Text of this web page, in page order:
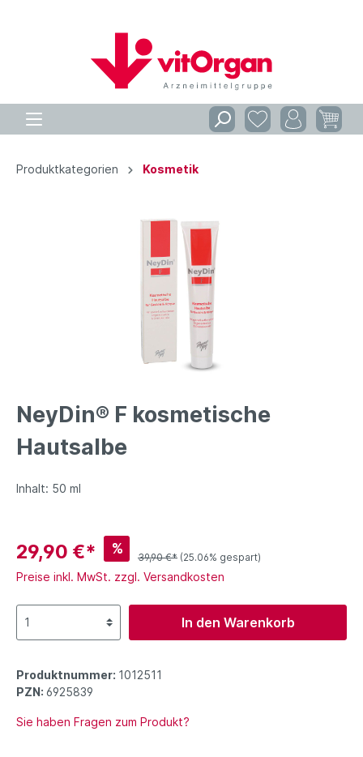
Produktkategorien Kosmetik
NeyDin® F kosmetische
Hautsalbe
Inhalt: 50 ml
29,90 €* %
39,90 €* (25.06% gespart)
Preise inkl. MwSt. zzgl. Versandkosten
In den Warenkorb
Produktnummer: 1012511
PZN: 6925839
Sie haben Fragen zum Produkt?